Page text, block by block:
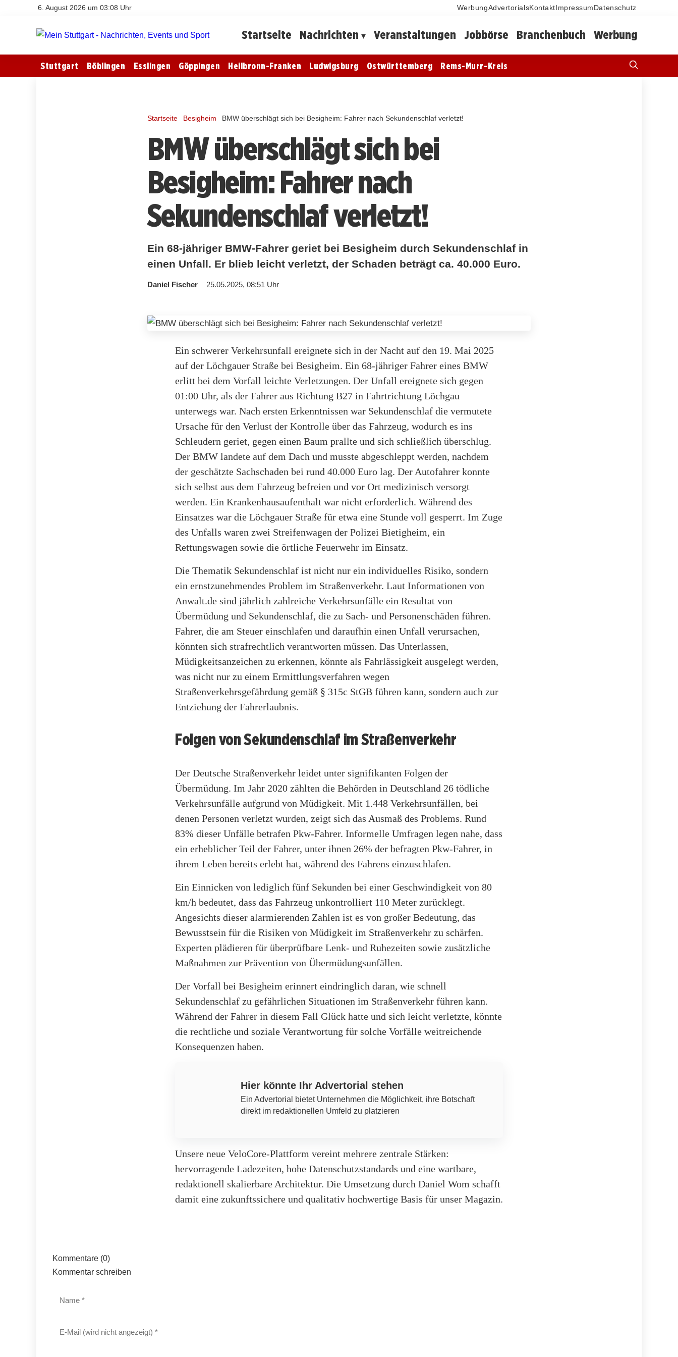
6. August 2026 um 03:08 Uhr WerbungAdvertorialsKontakt Impressum Datenschutz
Startseite Nachrichten Veranstaltungen Jobbörse Branchenbuch Werbung
Stuttgart Böblingen Esslingen Göppingen Heilbronn-Franken Ludwigsburg Ostwürttemberg Rems-Murr-Kreis
Startseite Besigheim BMW überschlägt sich bei Besigheim: Fahrer nach Sekundenschlaf verletzt!
BMW überschlägt sich bei
Besigheim: Fahrer nach
Sekundenschlaf verletzt!
Ein 68-jähriger BMW-Fahrer geriet bei Besigheim durch Sekundenschlaf in
einen Unfall. Er blieb leicht verletzt, der Schaden beträgt ca. 40.000 Euro.
Daniel Fischer 25.05.2025, 08:51 Uhr
Ein schwerer Verkehrsunfall ereignete sich in der Nacht auf den 19. Mai 2025
auf der Löchgauer Straße bei Besigheim. Ein 68-jähriger Fahrer eines BMW
erlitt bei dem Vorfall leichte Verletzungen. Der Unfall ereignete sich gegen
01:00 Uhr, als der Fahrer aus Richtung B27 in Fahrtrichtung Löchgau
unterwegs war. Nach ersten Erkenntnissen war Sekundenschlaf die vermutete
Ursache für den Verlust der Kontrolle über das Fahrzeug, wodurch es ins
Schleudern geriet, gegen einen Baum prallte und sich schließlich überschlug.
Der BMW landete auf dem Dach und musste abgeschleppt werden, nachdem
der geschätzte Sachschaden bei rund 40.000 Euro lag. Der Autofahrer konnte
sich selbst aus dem Fahrzeug befreien und vor Ort medizinisch versorgt
werden. Ein Krankenhausaufenthalt war nicht erforderlich. Während des
Einsatzes war die Löchgauer Straße für etwa eine Stunde voll gesperrt. Im Zuge
des Unfalls waren zwei Streifenwagen der Polizei Bietigheim, ein
Rettungswagen sowie die örtliche Feuerwehr im Einsatz.
Die Thematik Sekundenschlaf ist nicht nur ein individuelles Risiko, sondern
ein ernstzunehmendes Problem im Straßenverkehr. Laut Informationen von
Anwalt.de sind jährlich zahlreiche Verkehrsunfälle ein Resultat von
Übermüdung und Sekundenschlaf, die zu Sach- und Personenschäden führen.
Fahrer, die am Steuer einschlafen und daraufhin einen Unfall verursachen,
könnten sich strafrechtlich verantworten müssen. Das Unterlassen,
Müdigkeitsanzeichen zu erkennen, könnte als Fahrlässigkeit ausgelegt werden,
was nicht nur zu einem Ermittlungsverfahren wegen
Straßenverkehrsgefährdung gemäß § 315c StGB führen kann, sondern auch zur
Entziehung der Fahrerlaubnis.
Folgen von Sekundenschlaf im Straßenverkehr
Der Deutsche Straßenverkehr leidet unter signifikanten Folgen der
Übermüdung. Im Jahr 2020 zählten die Behörden in Deutschland 26 tödliche
Verkehrsunfälle aufgrund von Müdigkeit. Mit 1.448 Verkehrsunfällen, bei
denen Personen verletzt wurden, zeigt sich das Ausmaß des Problems. Rund
83% dieser Unfälle betrafen Pkw-Fahrer. Informelle Umfragen legen nahe, dass
ein erheblicher Teil der Fahrer, unter ihnen 26% der befragten Pkw-Fahrer, in
ihrem Leben bereits erlebt hat, während des Fahrens einzuschlafen.
Ein Einnicken von lediglich fünf Sekunden bei einer Geschwindigkeit von 80
km/h bedeutet, dass das Fahrzeug unkontrolliert 110 Meter zurücklegt.
Angesichts dieser alarmierenden Zahlen ist es von großer Bedeutung, das
Bewusstsein für die Risiken von Müdigkeit im Straßenverkehr zu schärfen.
Experten plädieren für überprüfbare Lenk- und Ruhezeiten sowie zusätzliche
Maßnahmen zur Prävention von Übermüdungsunfällen.
Der Vorfall bei Besigheim erinnert eindringlich daran, wie schnell
Sekundenschlaf zu gefährlichen Situationen im Straßenverkehr führen kann.
Während der Fahrer in diesem Fall Glück hatte und sich leicht verletzte, könnte
die rechtliche und soziale Verantwortung für solche Vorfälle weitreichende
Konsequenzen haben.
Hier könnte Ihr Advertorial stehen
Ein Advertorial bietet Unternehmen die Möglichkeit, ihre Botschaft
direkt im redaktionellen Umfeld zu platzieren
Unsere neue VeloCore-Plattform vereint mehrere zentrale Stärken:
hervorragende Ladezeiten, hohe Datenschutzstandards und eine wartbare,
redaktionell skalierbare Architektur. Die Umsetzung durch Daniel Wom schafft
damit eine zukunftssichere und qualitativ hochwertige Basis für unser Magazin.
Kommentare (0)
Kommentar schreiben